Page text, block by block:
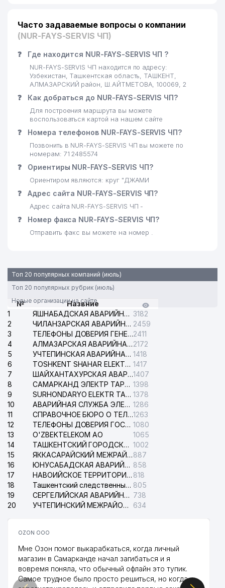
Часто задаваемые вопросы о компании
(NUR-FAYS-SERVIS ЧП)
❓ Где находится NUR-FAYS-SERVIS ЧП ?
NUR-FAYS-SERVIS ЧП находится по адресу:
Узбекистан, Ташкентская область, ТАШКЕНТ,
АЛМАЗАРСКИЙ район, Ш.АЙТМЕТОВА, 100069, 2
❓ Как добраться до NUR-FAYS-SERVIS ЧП?
Для построения маршрута вы можете
воспользоваться картой на нашем сайте
❓ Номера телефонов NUR-FAYS-SERVIS ЧП?
Позвонить в NUR-FAYS-SERVIS ЧП вы можете по
номерам: 71 2485574
❓ Ориентиры NUR-FAYS-SERVIS ЧП?
Ориентиром являются: круг "ДЖАМИ
❓ Адрес сайта NUR-FAYS-SERVIS ЧП?
Адрес сайта NUR-FAYS-SERVIS ЧП -
❓ Номер факса NUR-FAYS-SERVIS ЧП?
Отправить факс вы можете на номер .
Топ 20 популярных компаний (июль)
Топ 20 популярных рубрик (июль)
Новые организации на сайте
№
Назвние
1
ЯШНАБАДСКАЯ АВАРИЙНАЯ СЛУЖБА ЭЛЕКТРОСЕТИ 3182
2
ЧИЛАНЗАРСКАЯ АВАРИЙНАЯ СЛУЖБА ЭЛЕКТРОСЕТИ 2459
3
ТЕЛЕФОНЫ ДОВЕРИЯ ГЕНЕРАЛЬНОЙ ПРОКУРАТУРЫ РЕСПУБЛИКИ УЗБЕКИСТАН2411
4
АЛМАЗАРСКАЯ АВАРИЙНАЯ СЛУЖБА ЭЛЕКТРОСЕТИ2172
5
УЧТЕПИНСКАЯ АВАРИЙНАЯ СЛУЖБА ЭЛЕКТРОСЕТИ 1418
6
TOSHKENT SHAHAR ELEKTR TARMOQLARI KORXONASI АО 1417
7
ШАЙХАНТАХУРСКАЯ АВАРИЙНАЯ СЛУЖБА ЭЛЕКТРОСЕТИ1407
8
САМАРКАНД ЭЛЕКТР ТАРМОКЛАРИ АО 1398
9
SURHONDARYO ELEKTR TARMOKLARI АО 1378
10
АВАРИЙНАЯ СЛУЖБА ЭЛЕКТРОСЕТИ ТАШКЕНТСКОГО РАЙОНА 1286
11
СПРАВОЧНОЕ БЮРО О ТЕЛЕФОНАХ ОРГАНИЗАЦИЙ г. ТАШКЕНТА1263
12
ТЕЛЕФОНЫ ДОВЕРИЯ ГОСУДАРСТВЕННОГО ЦЕНТРА ТЕСТИРОВАНИЯ 1080
13
O'ZBEKTELEKOM АО
1065
14
ТАШКЕНТСКИЙ ГОРОДСКОЙ СУД ПО ГРАЖДАНСКИМ ДЕЛАМ 1002
15
ЯККАСАРАЙСКИЙ МЕЖРАЙОННЫЙ СУД ПО ГРАЖДАНСКИМ ДЕЛАМ887
16
ЮНУСАБАДСКАЯ АВАРИЙНАЯ СЛУЖБА ЭЛЕКТРОСЕТИ 858
17
НАВОИЙСКОЕ ТЕРРИТОРИАЛЬНОЕ ПРЕДПРИЯТИЕ ЭЛЕКТРОСЕТИ АО 818
18
Ташкентский следственный изолятор 805
19
СЕРГЕЛИЙСКАЯ АВАРИЙНАЯ СЛУЖБА ЭЛЕКТРОСЕТИ 738
20
УЧТЕПИНСКИЙ МЕЖРАЙОННЫЙ СУД ПО ГРАЖДАНСКИМ ДЕЛАМ 634
OZON ООО
Мне Озон помог выкарабкаться, когда личный
магазин в Самарканде начал загибаться и я
вовремя поняла, что обычный офлайн это тупик.
Самое трудное было просто решиться, но когда